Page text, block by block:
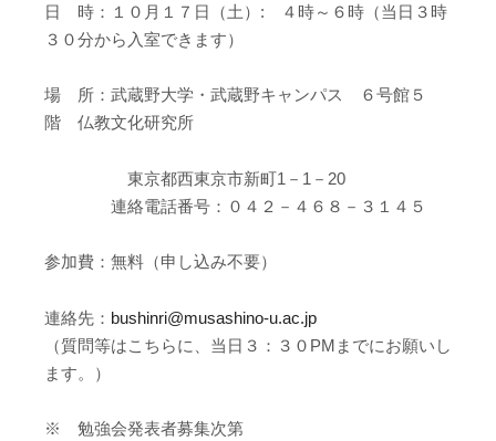
日 時：１０月１７日（土）: ４時～６時（当日３時
３０分から入室できます）
場 所：武蔵野大学・武蔵野キャンパス ６号館５
階 仏教文化研究所
東京都西東京市新町1－1－20
連絡電話番号：０４２－４６８－３１４５
参加費：無料（申し込み不要）
連絡先： bushinri@musashino-u.ac.jp
（質問等はこちらに、当日３：３０PMまでにお願いし
ます。）
※ 勉強会発表者募集次第